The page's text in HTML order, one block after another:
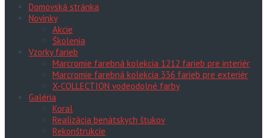
Domovská stránka
Novinky
Akcie
Školenia
Vzorky farieb
Marcromie farebná kolekcia 1212 farieb pre interiér
Marcromie farebná kolekcia 336 farieb pre exteriér
X-COLLECTION vodeodolné farby
Galéria
Koral
Realizácia benátskych štukov
Rekonštrukcie